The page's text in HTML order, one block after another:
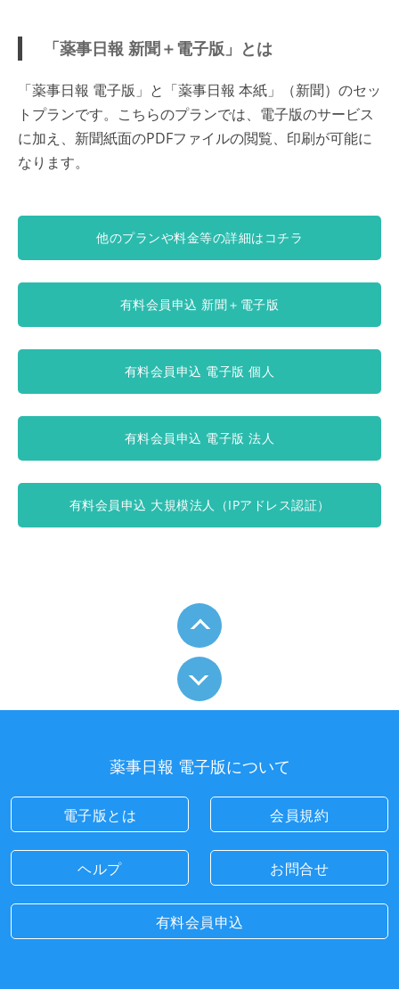
「薬事日報 新聞＋電子版」とは
「薬事日報 電子版」と「薬事日報 本紙」（新聞）のセッ
トプランです。こちらのプランでは、電子版のサービス
に加え、新聞紙面のPDFファイルの閲覧、印刷が可能に
なります。
他のプランや料金等の詳細はコチラ
有料会員申込 新聞＋電子版
有料会員申込 電子版 個人
有料会員申込 電子版 法人
有料会員申込 大規模法人（IPアドレス認証）
薬事日報 電子版について
電子版とは 会員規約
ヘルプ お問合せ
有料会員申込